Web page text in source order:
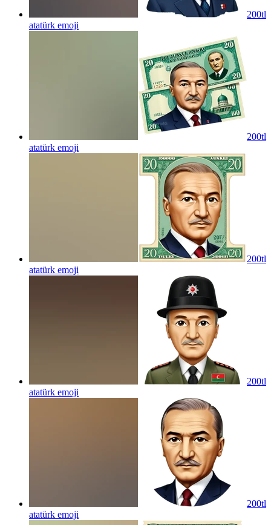
200tl
atatürk emoji
200tl
atatürk emoji
200tl
atatürk emoji
200tl
atatürk emoji
200tl
atatürk emoji